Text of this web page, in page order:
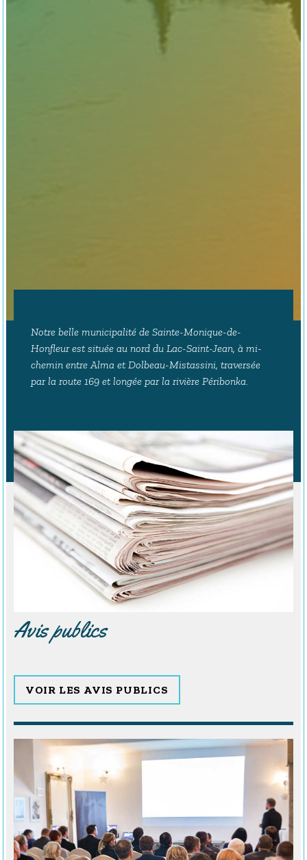
Notre belle municipalité de Sainte-Monique-de-
Honfleur est située au nord du Lac-Saint-Jean, à mi-
chemin entre Alma et Dolbeau-Mistassini, traversée
par la route 169 et longée par la rivière Péribonka.
Avis publics
VOIR LES AVIS PUBLICS